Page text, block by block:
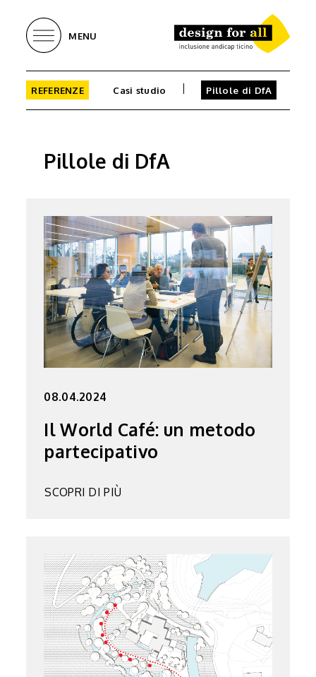
MENU
REFERENZE Casi studio Pillole di DfA
Pillole di DfA
08.04.2024
Il World Café: un metodo
partecipativo
SCOPRI DI PIÙ